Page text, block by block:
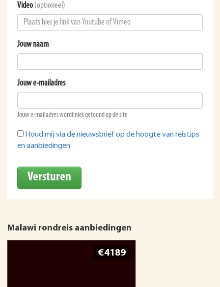
Video (optioneel)
Jouw naam
Jouw e-mailadres
Jouw e-mailadres wordt niet getoond op de site
Houd mij via de nieuwsbrief op de hoogte van reistips
en aanbiedingen
Versturen
Malawi rondreis aanbiedingen
€4189